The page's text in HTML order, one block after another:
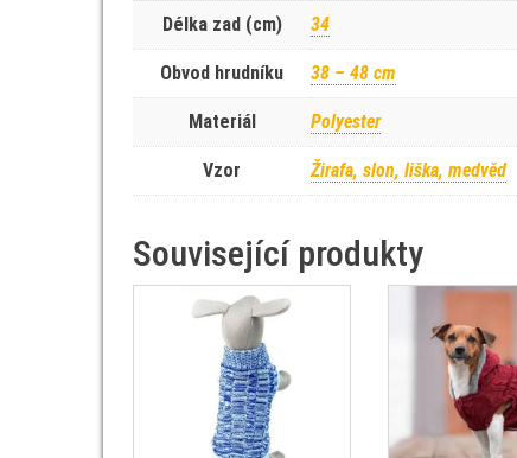
Délka zad (cm) 34
Obvod hrudníku 38 – 48 cm
Materiál Polyester
Vzor Žirafa, slon, liška, medvěd
Související produkty